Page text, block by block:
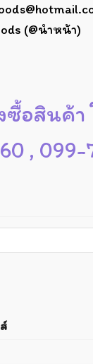
(@นำหน้า)
ซื้อสินค้า
,